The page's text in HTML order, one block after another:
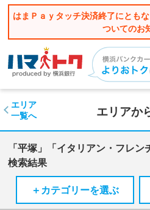
はまＰａｙタッチ決済終了にとも
ついてのお
エリアか
エリア
一覧へ
「平塚」「イタリアン・フレ
検索結果
＋カテゴリーを選ぶ